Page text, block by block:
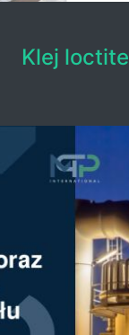
Klej loctite